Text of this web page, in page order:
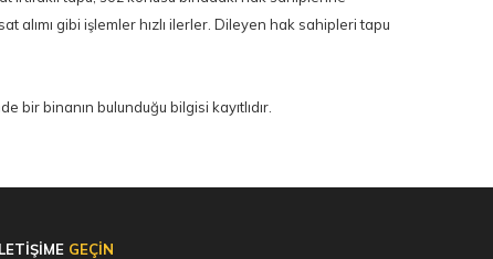
alımı gibi işlemler hızlı ilerler. Dileyen hak sahipleri tapu
GEÇİN